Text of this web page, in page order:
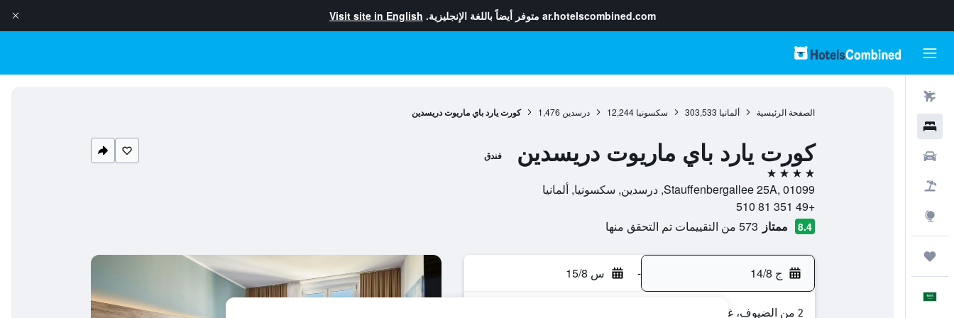
ar.hotelscombined.com متوفر أيضاً باللغة الإنجليزية. Visit site in English
الصفحة الرئيسية ألمانيا 303,533 سكسونيا 12,244 درسدين 1,476 كورت يارد باي ماريوت دريسدين
كورت يارد باي ماريوت دريسدين فندق
4 نجوم
Stauffenbergallee 25A, 01099, درسدين, سكسونيا, ألمانيا
+49 351 81 510
8.4 ممتاز 573 من التقييمات تم التحقق منها
ج 14/8 - س 15/8
2 من الضيوف، غرفة واحدة